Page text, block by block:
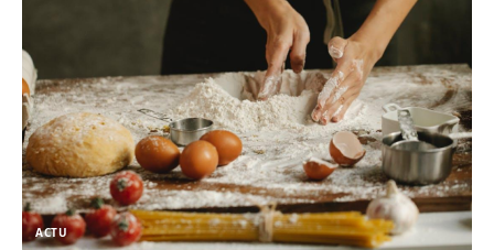
ACTU